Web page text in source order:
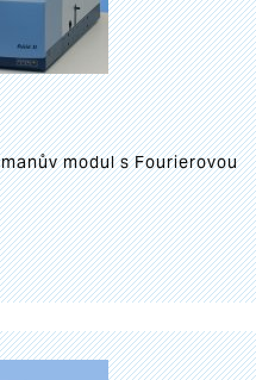
modul s Fourierovou